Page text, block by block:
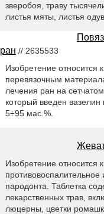
зверобоя, траву
листья мяты, листья
ран // 2635533
Изобретение относится
перевязочным
лечения ран на
который введен
5÷95 мас.%.
Изобретение относится
пародонта. Таблетка
лекарственных трав,
люцерны, цветки